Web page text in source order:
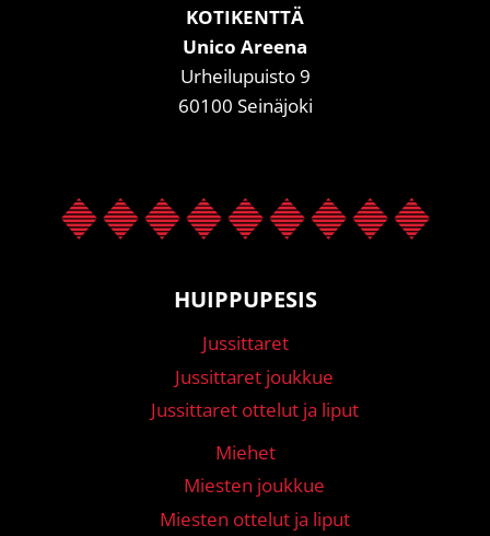
KOTIKENTTÄ
Unico Areena
Urheilupuisto 9
60100 Seinäjoki
HUIPPUPESIS
Jussittaret
Jussittaret joukkue
Jussittaret ottelut ja liput
Miehet
Miesten joukkue
Miesten ottelut ja liput